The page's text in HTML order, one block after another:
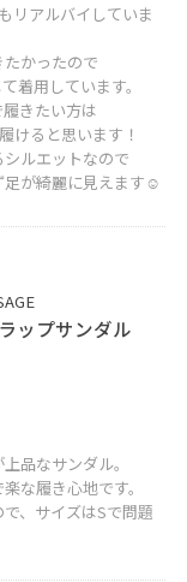
リアルバイしていま
かったので
着用しています。
きたい方は
けると思います！
ルエットなので
足が綺麗に見えます☺︎
ップサンダル
品なサンダル。
な履き心地です。
、サイズはSで問題